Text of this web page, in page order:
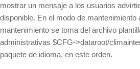
mostrar un mensaje a los usuarios
disponible. En el modo de mantenimiento
mantenimiento se toma del archivo
administrativas $CFG->dataroot/
paquete de idioma, en este orden.